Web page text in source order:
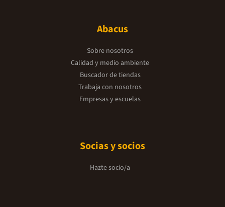
Abacus
Sobre nosotros
Calidad y medio ambiente
Buscador de tiendas
Trabaja con nosotros
Empresas y escuelas
Socias y socios
Hazte socio/a